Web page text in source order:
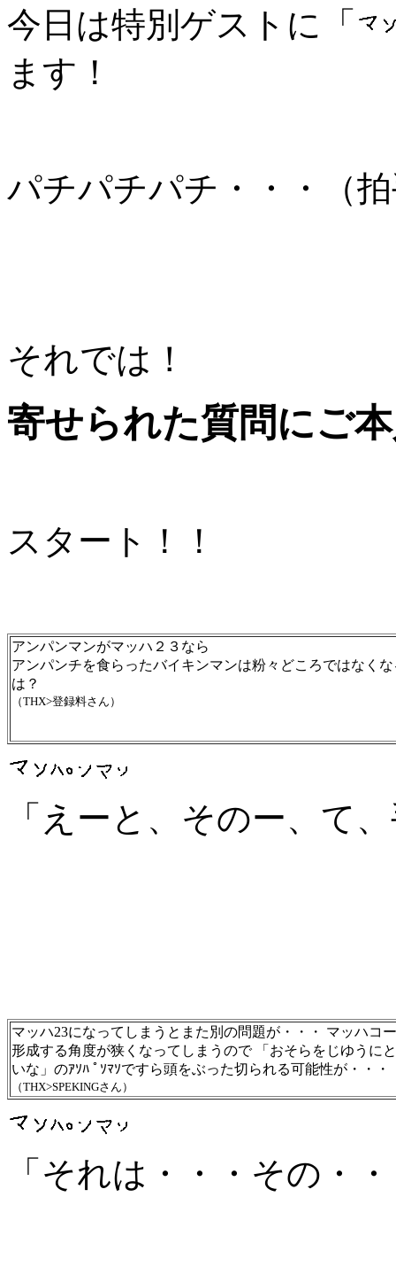
今日は特別ゲストに「
ます！
パチパチパチ・・・（
それでは！
寄せられた質問にご
スタート！！
アンパンマンがマッハ２３なら
アンパンチを食らったバイキンマンは粉々どころではなく
は？
（THX>登録料さん）
「えーと、そのー、て
マッハ23になってしまうとまた別の問題が・・・ マッハコ
形成する角度が狭くなってしまうので 「おそらをじゆうに
いな」のｱｿﾊ ﾟｿﾏｿですら頭をぶった切られる可能性が・・・
（THX>SPEKINGさん）
「それは・・・その・